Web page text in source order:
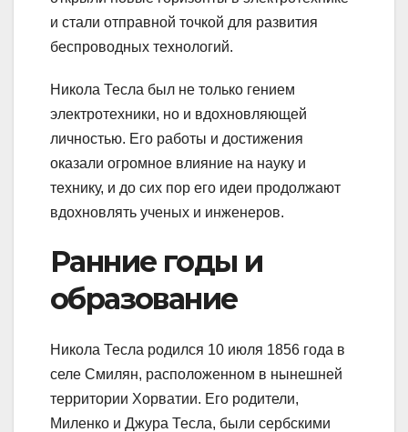
и стали отправной точкой для развития
беспроводных технологий.
Никола Тесла был не только гением
электротехники, но и вдохновляющей
личностью. Его работы и достижения
оказали огромное влияние на науку и
технику, и до сих пор его идеи продолжают
вдохновлять ученых и инженеров.
Ранние годы и
образование
Никола Тесла родился 10 июля 1856 года в
селе Смилян, расположенном в нынешней
территории Хорватии. Его родители,
Миленко и Джура Тесла, были сербскими